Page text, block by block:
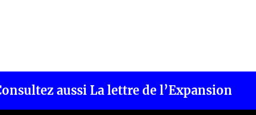
aussi La lettre de l’Expansion